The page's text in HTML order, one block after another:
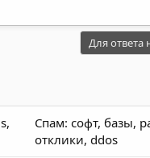
Для ответа
Спам: софт, базы,
отклики, ddos